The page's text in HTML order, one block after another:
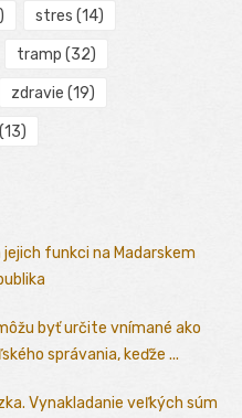
stres (14)
tramp (32)
zdravie (19)
(13)
funkci na Madarskem
byť určite vnímané ako
správania, keďže ...
Vynakladanie veľkých súm